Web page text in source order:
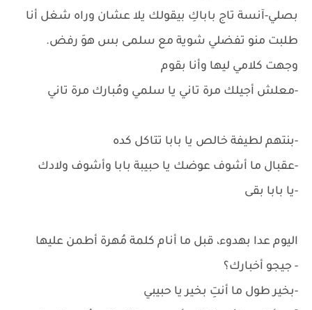
بصلي-آنسة تاج باباكِ بيقولك يلا عشان وراه شغل أنا
طلبت منو تفضلي شوية مع سلمى بس هوَ رفض.
وجهت كلامي ليها وأنا بقوم
-معلش أجيلك مرة تاني يا سلمي ومُبارك مرة تاني
-بنتهم لطيفة خالص يا بابا تتاكل كده
-عقبال ما أشوف عوضك يا حبيبة بابا وأشوف ولادك
-يا بابا بقى
اليوم عدا بهدوء، قبل ما أنام كلمة مُهرة أطمن عليها
- جيجو أخبارك؟
-بخير طول ما أنتِ بخير يا حبيبي